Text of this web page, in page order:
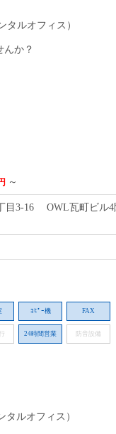
タルオフィス）
んか？
～
目3-16 OWL瓦町ビル4
ｺﾋﾟｰ機 FAX
24時間営業 防音設備
ルオフィス）